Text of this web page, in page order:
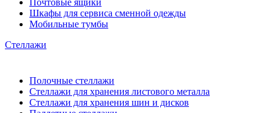
Почтовые ящики
Шкафы для сервиса сменной одежды
Мобильные тумбы
Стеллажи
Полочные стеллажи
Стеллажи для хранения листового металла
Стеллажи для хранения шин и дисков